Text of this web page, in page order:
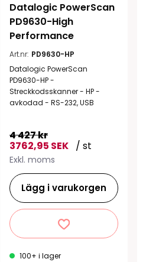
Datalogic PowerScan
PD9630-High
Performance
Art.nr: PD9630-HP
Datalogic PowerScan
PD9630-HP -
Streckkodsskanner - HP -
avkodad - RS-232, USB
4 427 kr
3762,95 SEK / st
Exkl. moms
Lägg i varukorgen
100+ i lager